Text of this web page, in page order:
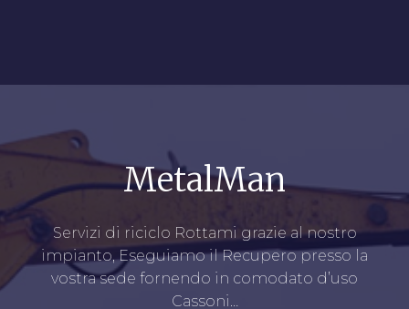
MetalMan
Servizi di riciclo Rottami grazie al nostro
impianto, Eseguiamo il Recupero presso la
vostra sede fornendo in comodato d’uso
Cassoni…